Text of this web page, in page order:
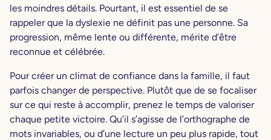
les moindres détails. Pourtant, il est essentiel de se
rappeler que la dyslexie ne définit pas une personne. Sa
progression, même lente ou différente, mérite d’être
reconnue et célébrée.
Pour créer un climat de confiance dans la famille, il faut
parfois changer de perspective. Plutôt que de se focaliser
sur ce qui reste à accomplir, prenez le temps de valoriser
chaque petite victoire. Qu’il s’agisse de l’orthographe de
mots invariables, ou d’une lecture un peu plus rapide, tout